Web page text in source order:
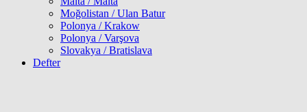
Moğolistan / Ulan Batur
Polonya / Krakow
Polonya / Varşova
Slovakya / Bratislava
Defter